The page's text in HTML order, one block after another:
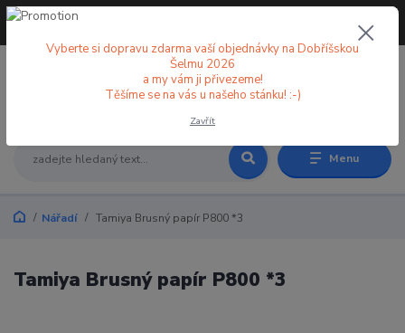
Menu
+420 773 998 582
Nářadí Tamiya Brusný papír P800 *3
Tamiya Brusný papír P800 *3
Vyberte si dopravu zdarma vaší objednávky na Dobříšskou
Šelmu 2026
a my vám ji přivezeme!
Těšíme se na vás u našeho stánku! :-)
Zavřít